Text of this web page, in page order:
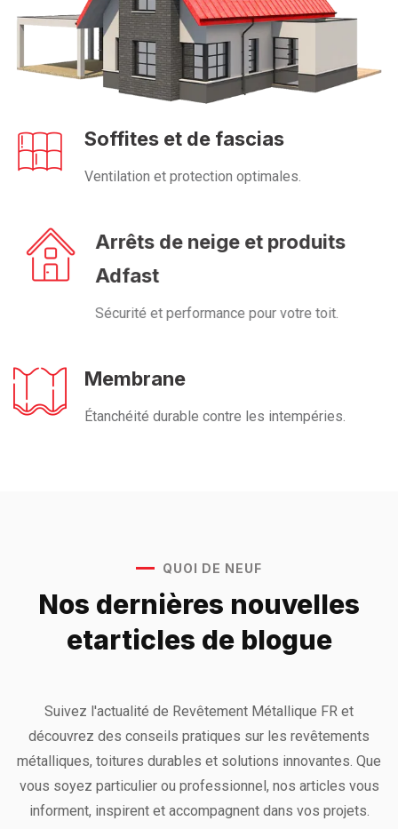
Soffites et de fascias
Ventilation et protection optimales.
Arrêts de neige et produits
Adfast
Sécurité et performance pour votre toit.
Membrane
Étanchéité durable contre les intempéries.
QUOI DE NEUF
Nos dernières nouvelles
etarticles de blogue
Suivez l'actualité de Revêtement Métallique FR et
découvrez des conseils pratiques sur les revêtements
métalliques, toitures durables et solutions innovantes. Que
vous soyez particulier ou professionnel, nos articles vous
informent, inspirent et accompagnent dans vos projets.